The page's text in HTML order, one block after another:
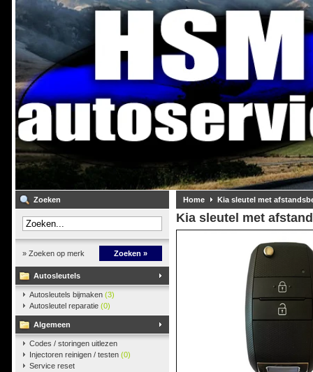
Zoeken
» Zoeken op merk Zoeken »
Autosleutels
Autosleutels bijmaken (3)
Autosleutel reparatie (0)
Algemeen
Codes / storingen uitlezen
Injectoren reinigen / testen (0)
Service reset
Home Kia sleutel met
Kia sleutel met